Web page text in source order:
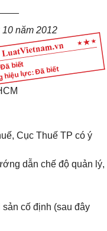
biết
hiệu lực: Đã biết
năm 2012
Cục Thuế TP có ý
dẫn chế độ quản lý,
cố định (sau đây